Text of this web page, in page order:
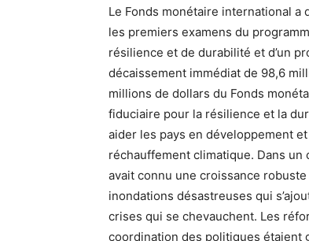
Le Fonds monétaire international a
les premiers examens du
résilience et de durabilité et d’un
décaissement immédiat de 98,6
millions de dollars du Fonds
fiduciaire pour la résilience et la
aider les pays en développement
réchauffement climatique. Dans un
avait connu une croissance
inondations désastreuses qui
crises qui se chevauchent. Les
coordination des politiques étaient